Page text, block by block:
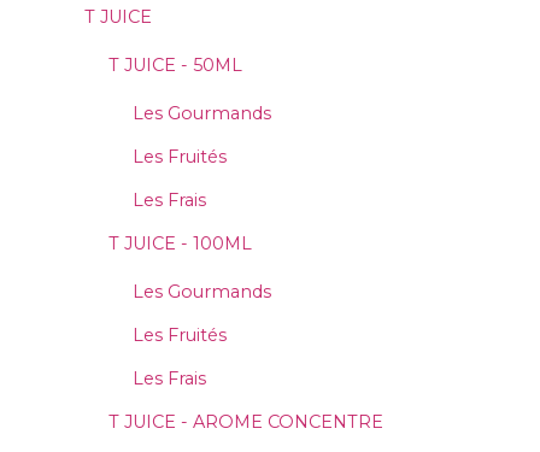
T JUICE
T JUICE - 50ML
Les Gourmands
Les Fruités
Les Frais
T JUICE - 100ML
Les Gourmands
Les Fruités
Les Frais
T JUICE - AROME CONCENTRE